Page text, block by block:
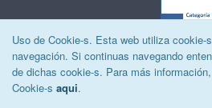
Uso de Cookie-s. Esta web utiliza cookie-
navegación. Si continuas navegando
de dichas cookie-s. Para más
Cookie-s aqui.